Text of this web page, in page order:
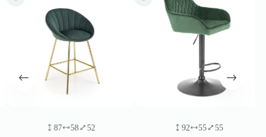
87 58 52 92 55 55